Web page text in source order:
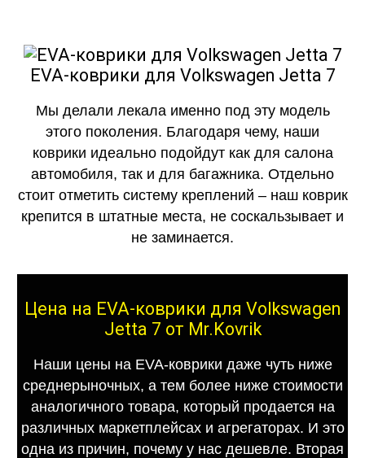
EVA-коврики для Volkswagen Jetta 7
Мы делали лекала именно под эту модель
этого поколения. Благодаря чему, наши
коврики идеально подойдут как для салона
автомобиля, так и для багажника. Отдельно
стоит отметить систему креплений – наш коврик
крепится в штатные места, не соскальзывает и
не заминается.
Цена на EVA-коврики для Volkswagen
Jetta 7 от Mr.Kovrik
Наши цены на EVA-коврики даже чуть ниже
среднерыночных, а тем более ниже стоимости
аналогичного товара, который продается на
различных маркетплейсах и агрегаторах. И это
одна из причин, почему у нас дешевле. Вторая